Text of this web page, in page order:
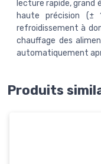
lecture rapide, grand
haute précision
refroidissement à
chauffage des
automatiquement
Produits